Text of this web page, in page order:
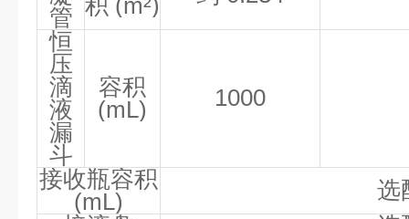
管 积 (m²)
恒
压
滴
液
漏
斗
容积
(mL)
1000
接收瓶容积
(mL)
选